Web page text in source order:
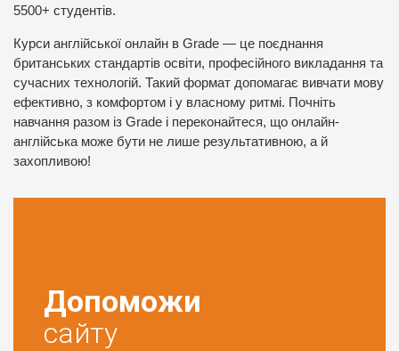
5500+ студентів.
Курси англійської онлайн в Grade — це поєднання
британських стандартів освіти, професійного викладання та
сучасних технологій. Такий формат допомагає вивчати мову
ефективно, з комфортом і у власному ритмі. Почніть
навчання разом із Grade і переконайтеся, що онлайн-
англійська може бути не лише результативною, а й
захопливою!
Допоможи
сайту